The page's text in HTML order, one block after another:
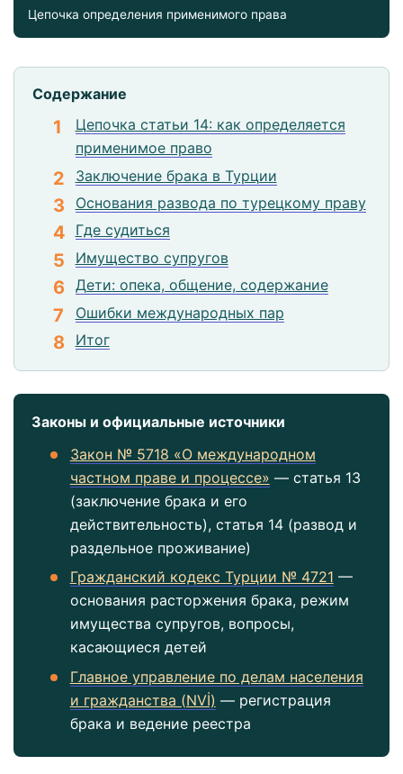
Цепочка определения применимого права
Содержание
Цепочка статьи 14: как определяется
применимое право
Заключение брака в Турции
Основания развода по турецкому праву
Где судиться
Имущество супругов
Дети: опека, общение, содержание
Ошибки международных пар
Итог
Законы и официальные источники
Закон № 5718 «О международном
частном праве и процессе» — статья 13
(заключение брака и его
действительность), статья 14 (развод и
раздельное проживание)
Гражданский кодекс Турции № 4721 —
основания расторжения брака, режим
имущества супругов, вопросы,
касающиеся детей
Главное управление по делам населения
и гражданства (NVİ) — регистрация
брака и ведение реестра